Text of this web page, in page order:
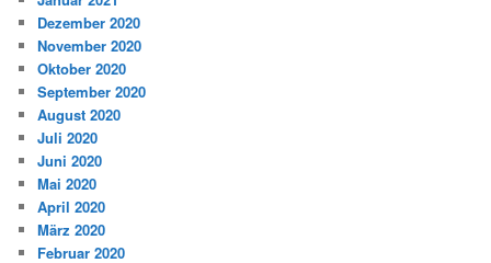
Dezember 2020
November 2020
Oktober 2020
September 2020
August 2020
Juli 2020
Juni 2020
Mai 2020
April 2020
März 2020
Februar 2020